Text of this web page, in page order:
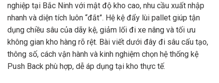
nghiệp tại Bắc Ninh với mật độ kho cao, nhu cầu xuất nhập
nhanh và diện tích luôn “đắt”. Hệ kệ đẩy lùi pallet giúp tận
dụng chiều sâu của dãy kệ, giảm lối đi xe nâng và tối ưu
không gian kho hàng rõ rệt. Bài viết dưới đây đi sâu cấu tạo,
thông số, cách vận hành và kinh nghiệm chọn hệ thống kệ
Push Back phù hợp, dễ áp dụng tại kho thực tế.